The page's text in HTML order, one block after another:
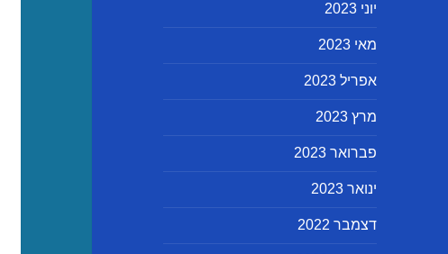
יוני 2023
מאי 2023
אפריל 2023
מרץ 2023
פברואר 2023
ינואר 2023
דצמבר 2022